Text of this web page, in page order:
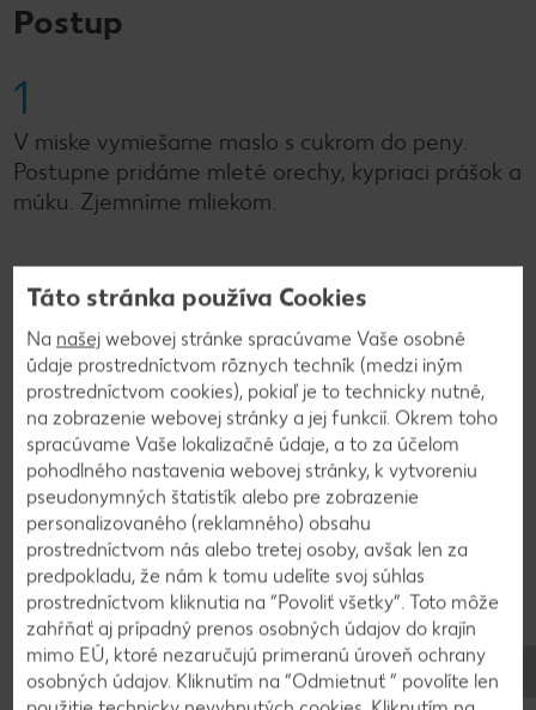
Postup
1
V miske vymiešame maslo s cukrom do peny.
Postupne pridáme mleté orechy, kypriaci prášok a
múku. Zjemníme mliekom.
2
Bielky vyšľaháme so štipkou soli a opatrne po
častiach zapracujeme do orechového cesta.
Cesto vylejeme na plech s rozmermi 35 x 30 cm a
vystlaný papierom na pečenie a pečieme pri 175
°C približne 30 až 40 minút.
3
Kým sa koláč pečie, vyšľaháme žĺtky s cukrom.
Polevu vylejeme ešte na horúci koláč a počkáme,
kým uschne. Nakrájame a dozdobíme celými
orechmi.
Táto stránka používa Cookies
Na našej webovej stránke spracúvame Vaše osobné
údaje prostredníctvom rôznych techník (medzi iným
prostredníctvom cookies), pokiaľ je to technicky nutné,
na zobrazenie webovej stránky a jej funkcií. Okrem toho
spracúvame Vaše lokalizačné údaje, a to za účelom
pohodlného nastavenia webovej stránky, k vytvoreniu
pseudonymných štatistík alebo pre zobrazenie
personalizovaného (reklamného) obsahu
prostredníctvom nás alebo tretej osoby, avšak len za
predpokladu, že nám k tomu udelíte svoj súhlas
prostredníctvom kliknutia na “Povoliť všetky”. Toto môže
zahŕňať aj prípadný prenos osobných údajov do krajín
mimo EÚ, ktoré nezaručujú primeranú úroveň ochrany
osobných údajov. Kliknutím na “Odmietnuť ” povolíte len